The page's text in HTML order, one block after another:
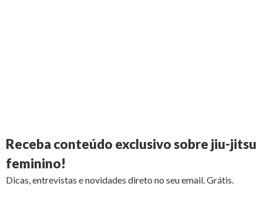
Receba conteúdo exclusivo sobre jiu-jitsu
feminino!
Dicas, entrevistas e novidades direto no seu email. Grátis.